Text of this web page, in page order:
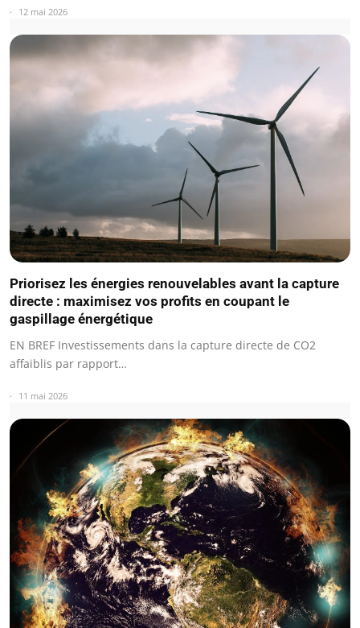
12 mai 2026
Priorisez les énergies renouvelables avant la capture
directe : maximisez vos profits en coupant le
gaspillage énergétique
EN BREF Investissements dans la capture directe de CO2
affaiblis par rapport…
11 mai 2026